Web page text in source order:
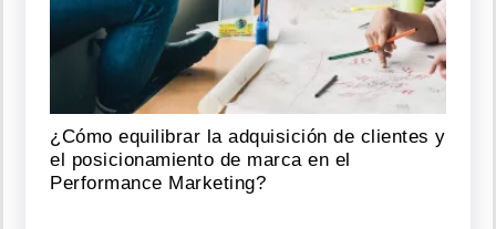
¿Cómo equilibrar la adquisición de clientes y
el posicionamiento de marca en el
Performance Marketing?